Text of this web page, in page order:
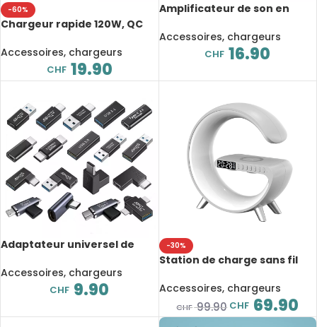
-60%
Chargeur rapide 120W, QC
C, pour MacBook, iPad,
iPhone, Samsung
Accessoires, chargeurs
CHF 19.90
Amplificateur de son en
portable, universel
Accessoires, chargeurs
CHF 16.90
Adaptateur universel de
des données
Accessoires, chargeurs
CHF 9.90
-30%
Station de charge sans fil
alarme, haut-parleur
Bluetooth, veilleuse RGB,
contrôle par application
Accessoires, chargeurs
CHF99.90 CHF 69.90